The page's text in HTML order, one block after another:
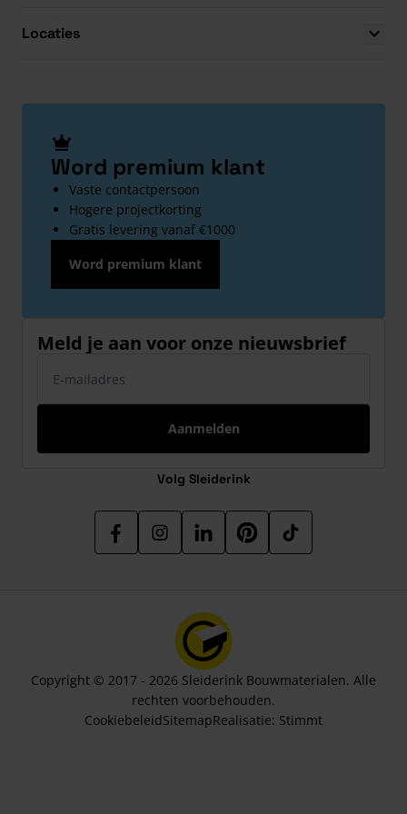
Locaties
Word premium klant
Vaste contactpersoon
Hogere projectkorting
Gratis levering vanaf €1000
Word premium klant
Meld je aan voor onze nieuwsbrief
Aanmelden
Volg Sleiderink
Copyright © 2017 - 2026 Sleiderink Bouwmaterialen. Alle
rechten voorbehouden.
CookiebeleidSitemapRealisatie: Stimmt